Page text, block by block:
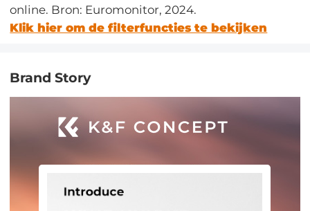
online. Bron: Euromonitor, 2024.
Klik hier om de filterfuncties te bekijken
Brand Story